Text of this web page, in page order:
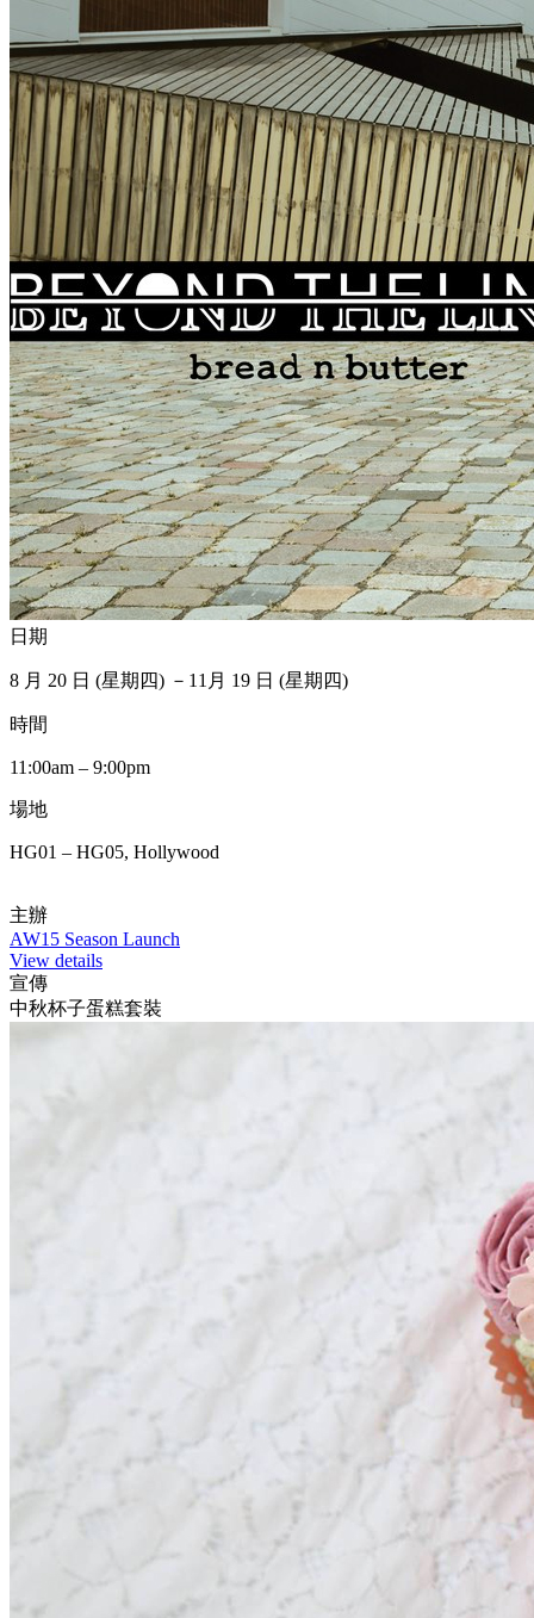
日期
8 月 20 日 (星期四) －11月 19 日 (星期四)
時間
11:00am – 9:00pm
場地
HG01 – HG05, Hollywood
主辦
AW15 Season Launch
View details
宣傳
中秋杯子蛋糕套裝